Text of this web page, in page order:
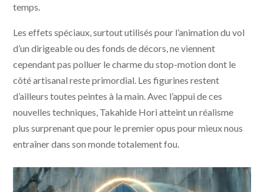
temps.
Les effets spéciaux, surtout utilisés pour l’animation du vol
d’un dirigeable ou des fonds de décors, ne viennent
cependant pas polluer le charme du stop-motion dont le
côté artisanal reste primordial. Les figurines restent
d’ailleurs toutes peintes à la main. Avec l’appui de ces
nouvelles techniques, Takahide Hori atteint un réalisme
plus surprenant que pour le premier opus pour mieux nous
entraîner dans son monde totalement fou.